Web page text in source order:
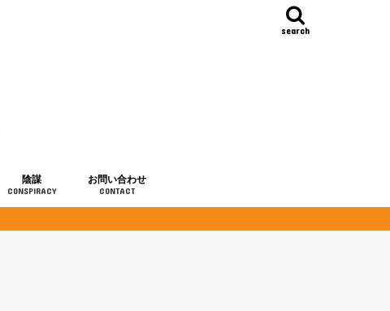
search
陰謀
CONSPIRACY
お問い合わせ
CONTACT